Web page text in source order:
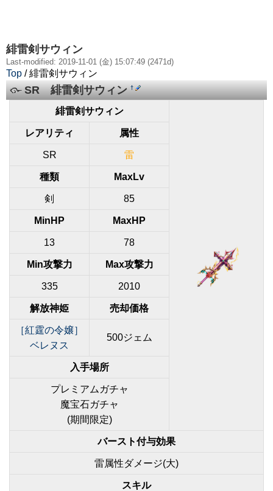
緋雷剣サウィン
Last-modified: 2019-11-01 (金) 15:07:49 (2471d)
Top / 緋雷剣サウィン
SR 緋雷剣サウィン†
緋雷剣サウィン
レアリティ 属性
SR 雷
種類 MaxLv
剣 85
MinHP MaxHP
13 78
Min攻撃力 Max攻撃力
335 2010
解放神姫 売却価格
［紅霆の令嬢］
ベレヌス
500ジェム
入手場所
プレミアムガチャ
魔宝石ガチャ
(期間限定)
バースト付与効果
雷属性ダメージ(大)
スキル